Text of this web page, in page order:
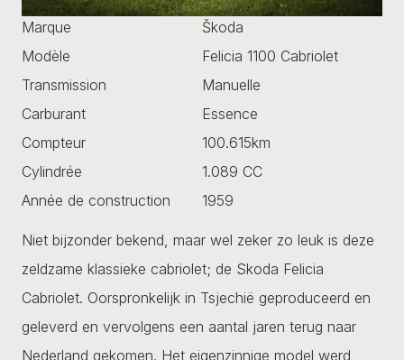
Marque
Škoda
Modèle
Felicia 1100 Cabriolet
Transmission
Manuelle
Carburant
Essence
Compteur
100.615km
Cylindrée
1.089 CC
Année de construction
1959
Niet bijzonder bekend, maar wel zeker zo leuk is deze
zeldzame klassieke cabriolet; de Skoda Felicia
Cabriolet. Oorspronkelijk in Tsjechië geproduceerd en
geleverd en vervolgens een aantal jaren terug naar
Nederland gekomen. Het eigenzinnige model werd